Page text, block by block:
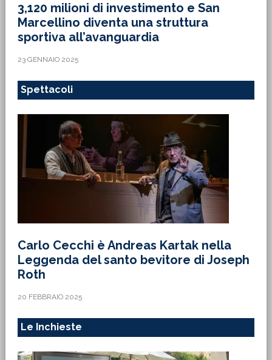
3,120 milioni di investimento e San
Marcellino diventa una struttura
sportiva all’avanguardia
23 GENNAIO 2025
Spettacoli
Carlo Cecchi è Andreas Kartak nella
Leggenda del santo bevitore di Joseph
Roth
20 FEBBRAIO 2025
Le Inchieste